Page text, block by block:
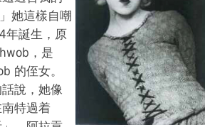
她這樣自嘲
年誕生，原
，是
的侄女。
說，她像
特過着